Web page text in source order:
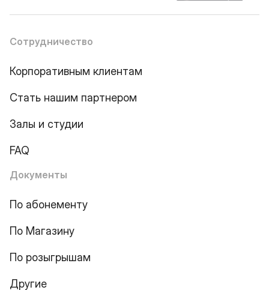
Сотрудничество
Корпоративным клиентам
Стать нашим партнером
Залы и студии
FAQ
Документы
По абонементу
По Магазину
По розыгрышам
Другие